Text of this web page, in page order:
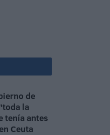
de
la
tenía antes
Ceuta